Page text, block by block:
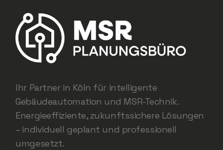
Ihr Partner in Köln für intelligente
Gebäudeautomation und MSR-Technik.
Energieeffiziente, zukunftssichere Lösungen
– individuell geplant und professionell
umgesetzt.